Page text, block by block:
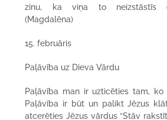
zinu, ka viņa to neizstāstīs
(Magdalēna)
15. februāris
Paļāvība uz Dieva Vārdu
Paļāvība man ir uzticēties tam, ko
Paļāvība ir būt un palikt Jēzus
atcerēties Jēzus vārdus “Stāv